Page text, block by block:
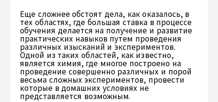
Еще сложнее обстоят дела, как оказалось, в
тех областях, где большая ставка в процессе
обучения делается на получение и развитие
практических навыков путем проведения
различных изысканий и экспериментов.
Одной из таких областей, как известно,
является химия, где многое построено на
проведение совершенно различных и порой
весьма сложных экспериментов, провести
которые в домашних условиях не
представляется возможным.